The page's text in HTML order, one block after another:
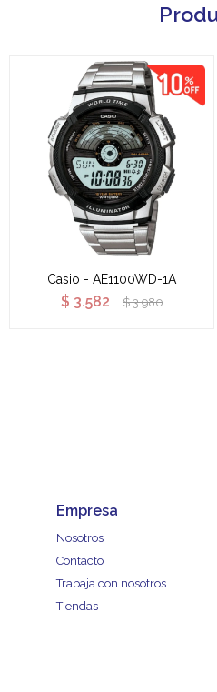
Casio - AE1100WD-1A
$ 3.582 $ 3.980
Empresa
Nosotros
Contacto
Trabaja con nosotros
Tiendas